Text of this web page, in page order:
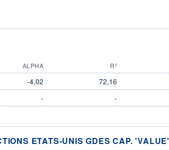
ALPHA R²
-4,02 72,16
- -
ETATS-UNIS GDES CAP. 'VALUE'